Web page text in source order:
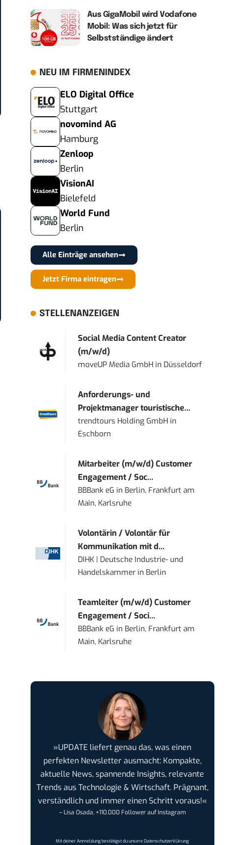
Aus GigaMobil wird Vodafone
Mobil: Was sich jetzt für
Selbstständige ändert
NEU IM FIRMENINDEX
ELO Digital Office
Stuttgart
novomind AG
Hamburg
Zenloop
Berlin
VisionAI
Bielefeld
World Fund
Berlin
Alle Einträge ansehen
Jetzt Firma eintragen
STELLENANZEIGEN
Social Media Content Creator
(m/w/d)
moveUP Media GmbH in Düsseldorf
Anforderungs- und
Projektmanager touristische...
trendtours Holding GmbH in
Eschborn
Mitarbeiter (m/w/d) Customer
Engagement / Soc...
BBBank eG in Berlin, Frankfurt am
Main, Karlsruhe
Volontärin / Volontär für
Kommunikation mit d...
DIHK | Deutsche Industrie- und
Handelskammer in Berlin
Teamleiter (m/w/d) Customer
Engagement / Soci...
BBBank eG in Berlin, Frankfurt am
Main, Karlsruhe
»UPDATE liefert genau das, was einen
perfekten Newsletter ausmacht: Kompakte,
aktuelle News, spannende Insights, relevante
Trends aus Technologie & Wirtschaft. Prägnant,
verständlich und immer einen Schritt voraus!«
– Lisa Osada, +110.000 Follower auf Instagram
Mit deiner Anmeldung bestätigst du unsereDatenschutzerklärung